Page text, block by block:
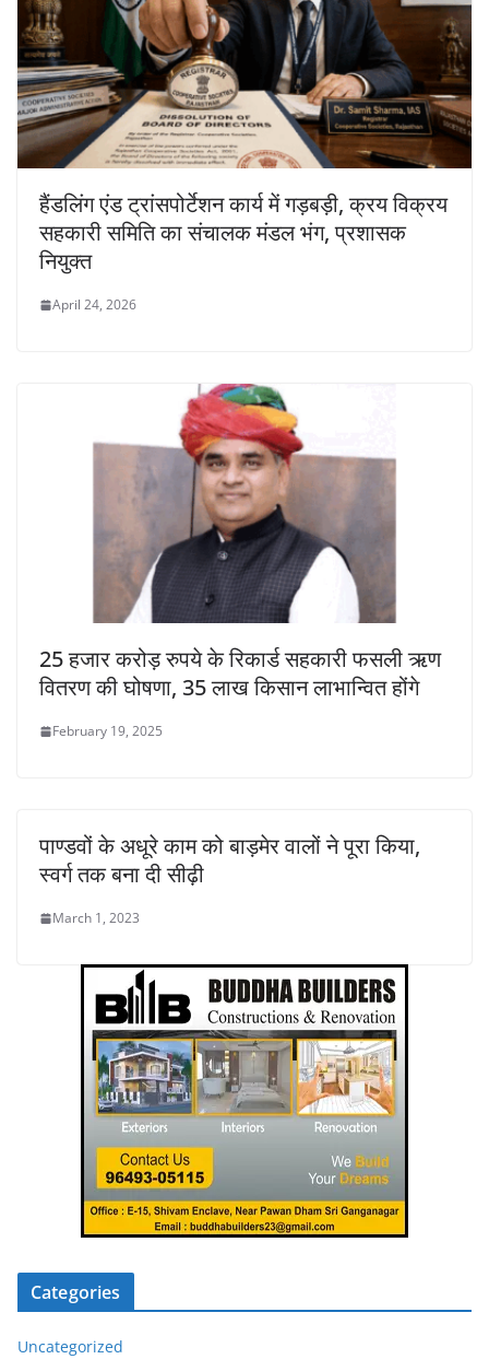
हैंडलिंग एंड ट्रांसपोर्टेशन कार्य में गड़बड़ी, क्रय विक्रय
सहकारी समिति का संचालक मंडल भंग, प्रशासक
नियुक्त
April 24, 2026
25 हजार करोड़ रुपये के रिकार्ड सहकारी फसली ऋण
वितरण की घोषणा, 35 लाख किसान लाभान्वित होंगे
February 19, 2025
पाण्डवों के अधूरे काम को बाड़मेर वालों ने पूरा किया,
स्वर्ग तक बना दी सीढ़ी
March 1, 2023
Categories
Uncategorized